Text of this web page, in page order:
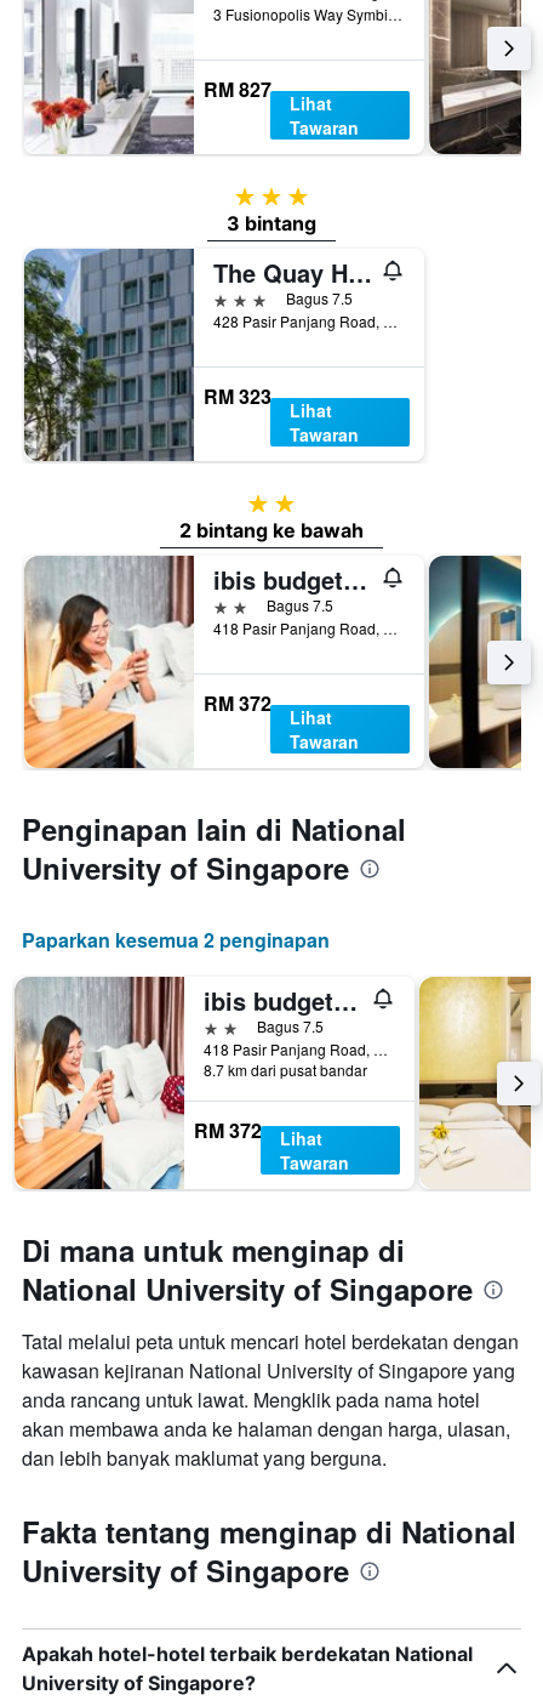
3 Fusionopolis Way Symbiosis Tower, Singapura, Singapura
RM 827
Lihat
Tawaran
3 bintang
3 bintang
The Quay Hotel West Coast
3 bintangBagus 7.5
428 Pasir Panjang Road, Singapura, Singapura
RM 323
Lihat
Tawaran
2 bintang
2 bintang ke bawah
ibis budget Singapore West Coast
2 bintangBagus 7.5
418 Pasir Panjang Road, Singapura, Singapura
RM 372
Lihat
Tawaran
Penginapan lain di National
University of Singapore
Paparkan kesemua 2 penginapan
ibis budget Singapore West Coast
2 bintangBagus 7.5
418 Pasir Panjang Road, Singapura, Singapura
8.7 km dari pusat bandar
RM 372
Lihat
Tawaran
Di mana untuk menginap di
National University of Singapore
Tatal melalui peta untuk mencari hotel berdekatan dengan
kawasan kejiranan National University of Singapore yang
anda rancang untuk lawat. Mengklik pada nama hotel
akan membawa anda ke halaman dengan harga, ulasan,
dan lebih banyak maklumat yang berguna.
Fakta tentang menginap di National
University of Singapore
Apakah hotel-hotel terbaik berdekatan National
University of Singapore?